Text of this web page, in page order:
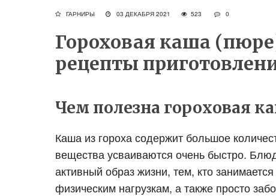
ГАРНИРЫ 03 ДЕКАБРЯ 2021 523 0
Гороховая каша
рецепты
Чем полезна гороховая
Каша из гороха содержит большое
вещества усваиваются очень быстро.
активный образ жизни, тем, кто
физическим нагрузкам, а также просто